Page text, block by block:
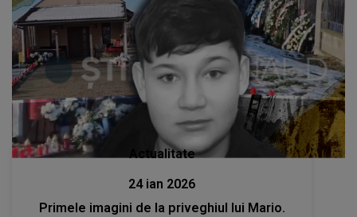
Actualitate
24 ian 2026
Primele imagini de la priveghiul lui Mario.